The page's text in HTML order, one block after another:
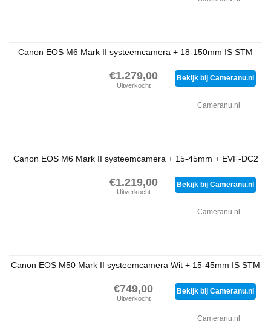
Canon EOS M6 Mark II systeemcamera + 18-150mm IS STM
€1.279,00
Uitverkocht
Bekijk bij Cameranu.nl
Cameranu.nl
Canon EOS M6 Mark II systeemcamera + 15-45mm + EVF-DC2
€1.219,00
Uitverkocht
Bekijk bij Cameranu.nl
Cameranu.nl
Canon EOS M50 Mark II systeemcamera Wit + 15-45mm IS STM
€749,00
Uitverkocht
Bekijk bij Cameranu.nl
Cameranu.nl